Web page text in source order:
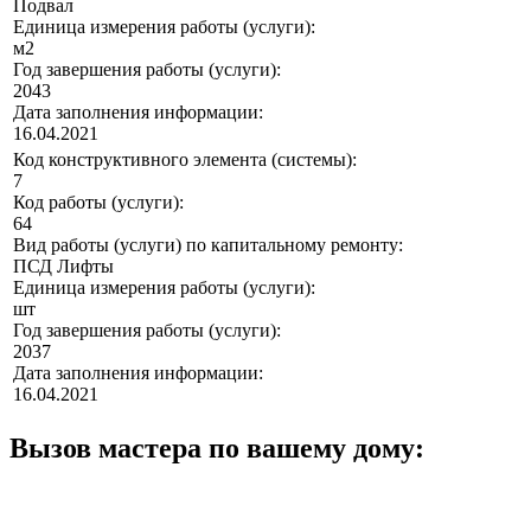
Подвал
Единица измерения работы (услуги):
м2
Год завершения работы (услуги):
2043
Дата заполнения информации:
16.04.2021
Код конструктивного элемента (системы):
7
Код работы (услуги):
64
Вид работы (услуги) по капитальному ремонту:
ПСД Лифты
Единица измерения работы (услуги):
шт
Год завершения работы (услуги):
2037
Дата заполнения информации:
16.04.2021
Вызов мастера по вашему дому: